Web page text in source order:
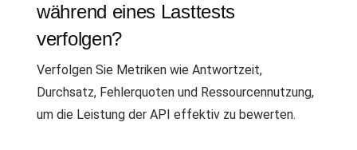
während eines Lasttests
verfolgen?
Verfolgen Sie Metriken wie Antwortzeit,
Durchsatz, Fehlerquoten und Ressourcennutzung,
um die Leistung der API effektiv zu bewerten.